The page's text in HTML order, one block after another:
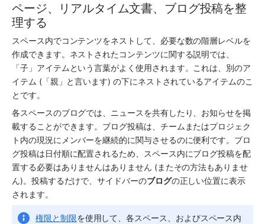
ページ、リアルタイム文書、ブログ投稿を整
理する
スペース内でコンテンツをネストして、必要な数の階層レベルを
作成できます。ネストされたコンテンツに関する説明では、
「子」アイテムという言葉がよく使用されます。これは、別のア
イテム (「親」と言います) の下にネストされているアイテムのこ
とです。
各スペースのブログでは、ニュースを共有したり、お知らせを掲
載することができます。ブログ投稿は、チームまたはプロジェク
ト内の現況にメンバーを継続的に関与させるのに便利です。ブロ
グ投稿は日付順に配置されるため、スペース内にブログ投稿を配
置する必要はありませんはありません (またその方法もありませ
ん)。投稿するだけで、サイドバーのブログの正しい位置に表示
権限と制限を使用して、各スペース、およびスペース内